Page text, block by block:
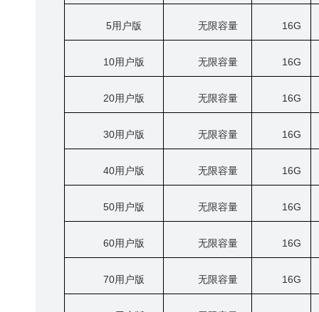
5用户版 无限容量 16G
10用户版 无限容量 16G
20用户版 无限容量 16G
30用户版 无限容量 16G
40用户版 无限容量 16G
50用户版 无限容量 16G
60用户版 无限容量 16G
70用户版 无限容量 16G